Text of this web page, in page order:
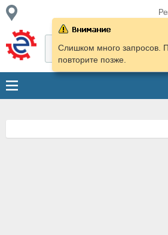
Слишком много запросов.
повторите позже.